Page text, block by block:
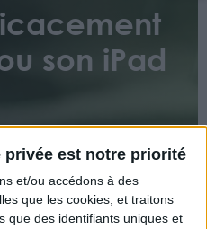
privée est notre priorité
et/ou accédons à des
que les cookies, et traitons
que des identifiants uniques et
son iPad